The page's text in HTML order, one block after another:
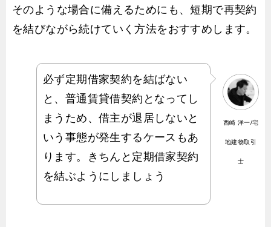
そのような場合に備えるためにも、短期で再契約
を結びながら続けていく方法をおすすめします。
西崎 洋一/宅
地建物取引
士
必ず定期借家契約を結ばない
と、普通賃貸借契約となってし
まうため、借主が退居しないと
いう事態が発生するケースもあ
ります。きちんと定期借家契約
を結ぶようにしましょう